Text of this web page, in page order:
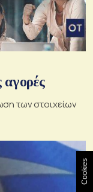
αγορές
των στοιχείων
Cookies